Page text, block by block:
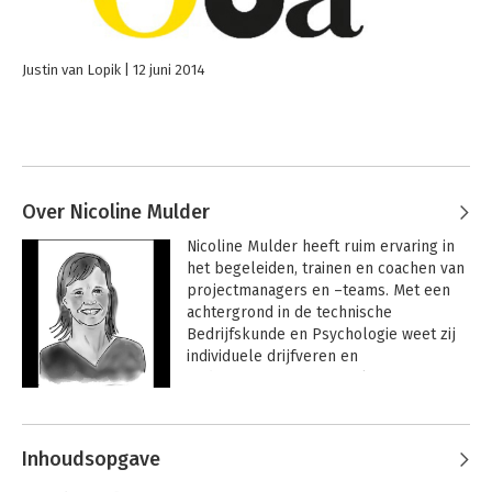
Justin van Lopik 12 juni 2014
Over Nicoline Mulder
Nicoline Mulder heeft ruim ervaring in
het begeleiden, trainen en coachen van
projectmanagers en –teams. Met een
achtergrond in de technische
Bedrijfskunde en Psychologie weet zij
individuele drijfveren en
culturen van (project)organisaties. Haar
mensen in een projectcontext, want: 'in
Andere boeken door Nicoline
Mulder
Inhoudsopgave